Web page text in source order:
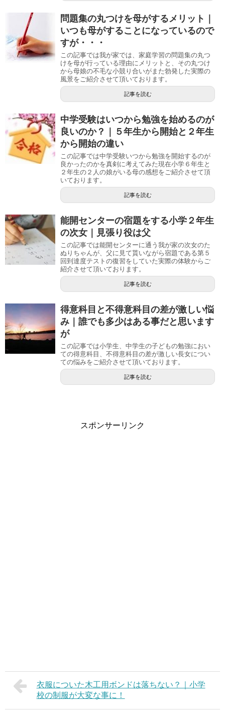
問題集の丸つけを母がするメリット｜
いつも母がすることになっているので
すが・・・
この記事では我が家では、家庭学習の問題集の丸つ
けを母が行っている理由にメリットと、その丸つけ
から母娘の不毛な小競り合いがまた勃発した実際の
風景をご紹介させて頂いております。
記事を読む
中学受験はいつから勉強を始めるのが
良いのか？｜５年生から開始と２年生
から開始の違い
この記事では中学受験いつから勉強を開始するのが
良かったのかを真剣に考えてみた現在小学６年生と
２年生の２人の娘がいる母の感想をご紹介させて頂
いております。
記事を読む
能開センターの宿題をする小学２年生
の次女｜見張り役は父
この記事では能開センターに通う我が家の次女のた
ぬりちゃんが、父に見て貰いながら宿題である第５
回到達度テストの復習をしていた実際の体験からご
紹介させて頂いております。
記事を読む
得意科目と不得意科目の差が激しい悩
み｜誰でも多少はある事だと思います
が
この記事では小学生、中学生の子どもの勉強におい
ての得意科目、不得意科目の差が激しい長女につい
ての悩みをご紹介させて頂いております。
記事を読む
スポンサーリンク
衣服についた木工用ボンドは落ちない？｜小学
校の制服が大変な事に！